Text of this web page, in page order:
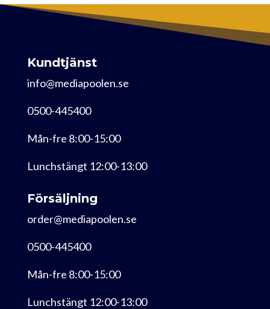
Kundtjänst
info@mediapoolen.se
0500-445400
Mån-fre 8:00-15:00
Lunchstängt 12:00-13:00
Försäljning
order@mediapoolen.se
0500-445400
Mån-fre 8:00-15:00
Lunchstängt 12:00-13:00